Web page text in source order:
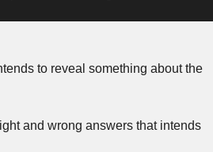
to reveal something about the
and wrong answers that intends